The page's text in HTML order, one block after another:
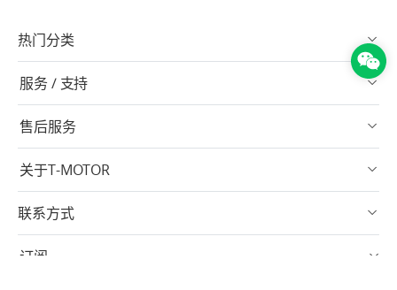
热门分类
服务 / 支持
售后服务
关于T-MOTOR
联系方式
订阅